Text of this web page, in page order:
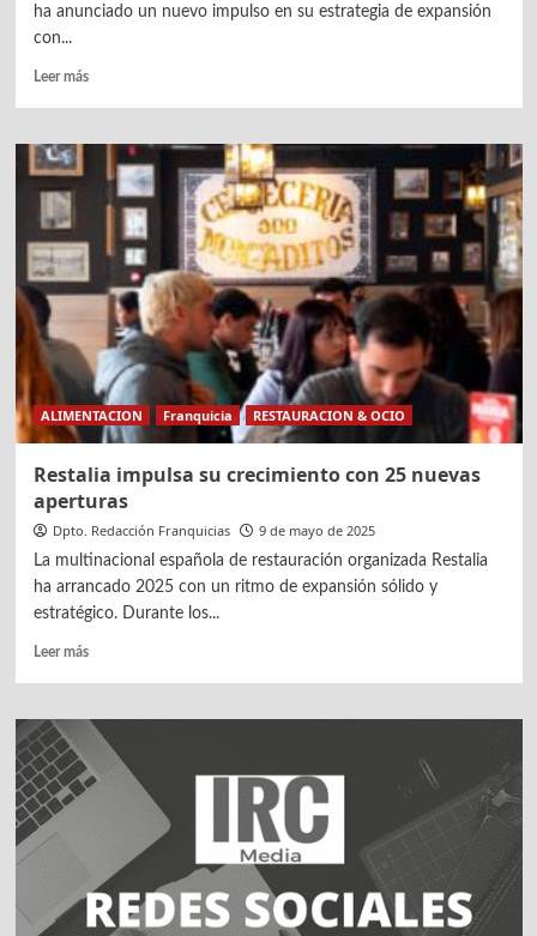
ha anunciado un nuevo impulso en su estrategia de expansión
con...
Leer másLeer
La
Pepita
Bar
refuerza
expansión
con
foco
en
Aragón,
Comunidad
Valenciana
ALIMENTACION Franquicia RESTAURACION & OCIO
Restalia impulsa su crecimiento con 25 nuevas
aperturas
Dpto. Redacción Franquicias 9 de mayo de 2025
La multinacional española de restauración organizada Restalia
ha arrancado 2025 con un ritmo de expansión sólido y
estratégico. Durante los...
Leer másLeer
Restalia
impulsa
su
crecimiento
aperturas